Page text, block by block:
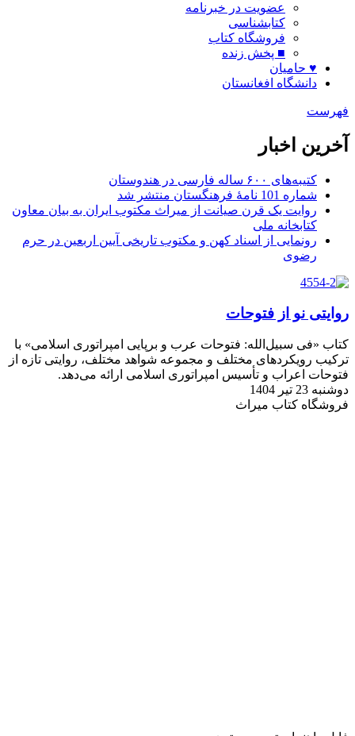
عضویت در خبرنامه
کتابشناسی
فروشگاه کتاب
■ پخش زنده
♥ حامیان
دانشگاه افغانستان
فهرست
آخرین اخبار
کتیبه‌های ۶۰۰ ساله فارسی در هندوستان
شماره 101 نامۀ فرهنگستان منتشر شد
روایت یک قرن صیانت از میراث مکتوب ایران به بیان معاون
کتابخانه ملی
رونمایی از اسناد کهن و مکتوب تاریخی آیین اربعین در حرم
رضوی
روایتی نو از فتوحات
کتاب «فی سبیل‌الله: فتوحات عرب و برپایی امپراتوری اسلامی» با
ترکیب رویکردهای مختلف و مجموعه شواهد مختلف، روایتی تازه از
فتوحات اعراب و تأسیس امپراتوری اسلامی ارائه می‌دهد.
دوشنبه 23 تیر 1404
فروشگاه کتاب میراث